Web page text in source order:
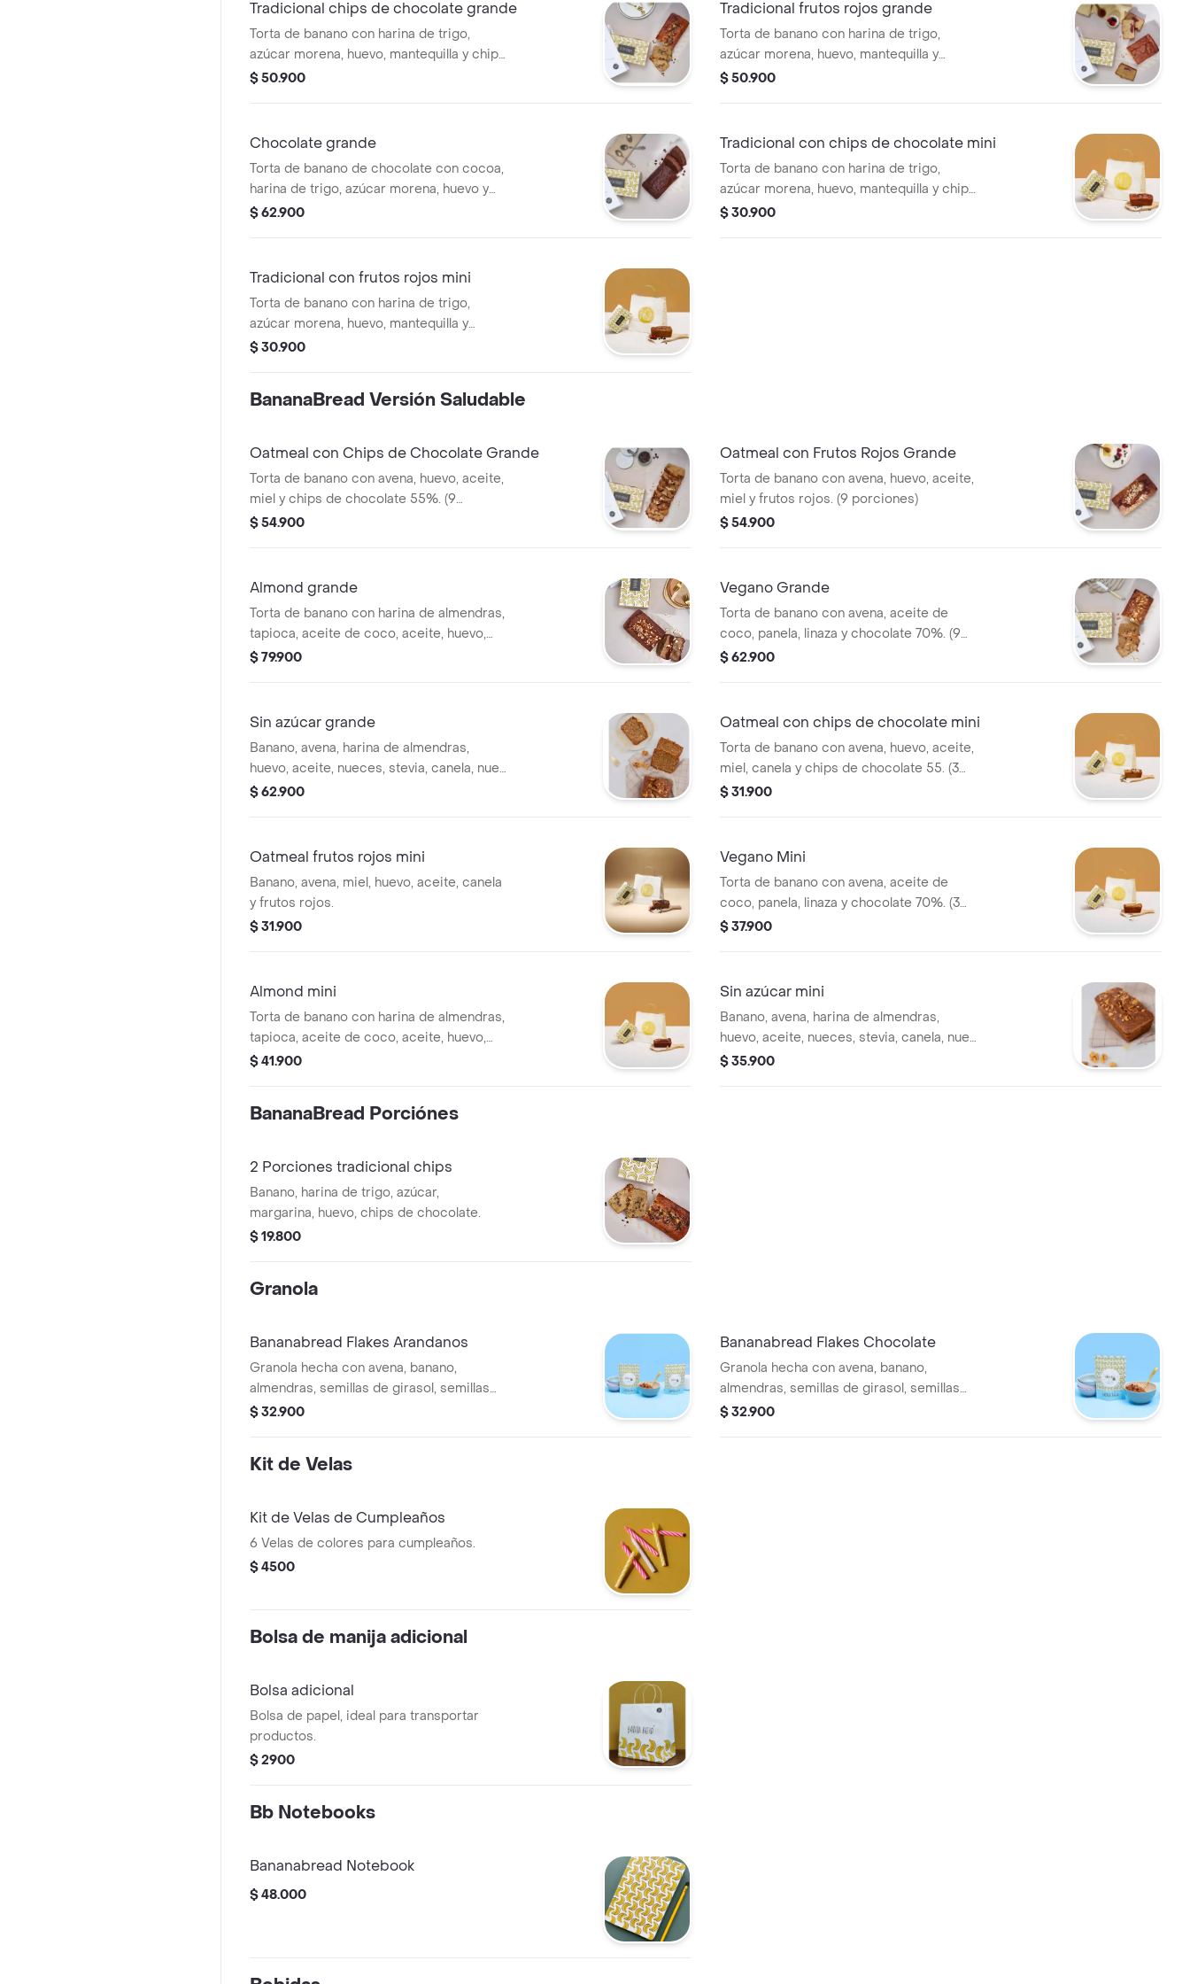
Tradicional chips de chocolate grande
Torta de banano con harina de trigo,
azúcar morena, huevo, mantequilla y chips
de chocolate (8 porciones).
$ 50.900
Tradicional frutos rojos grande
Torta de banano con harina de trigo,
azúcar morena, huevo, mantequilla y
frutos rojos. (8 porciones)
$ 50.900
Chocolate grande
Torta de banano de chocolate con cocoa,
harina de trigo, azúcar morena, huevo y
aceite (8 porciones).
$ 62.900
Tradicional con chips de chocolate mini
Torta de banano con harina de trigo,
azúcar morena, huevo, mantequilla y chips
de chocolate. (3 - 4 porciones)
$ 30.900
Tradicional con frutos rojos mini
Torta de banano con harina de trigo,
azúcar morena, huevo, mantequilla y
frutos rojos. (3-4 porciones)
$ 30.900
BananaBread Versión Saludable
Oatmeal con Chips de Chocolate Grande
Torta de banano con avena, huevo, aceite,
miel y chips de chocolate 55%. (9
porciones)
$ 54.900
Oatmeal con Frutos Rojos Grande
Torta de banano con avena, huevo, aceite,
miel y frutos rojos. (9 porciones)
$ 54.900
Almond grande
Torta de banano con harina de almendras,
tapioca, aceite de coco, aceite, huevo,
canela, stevia, almendras y chocolate sin
$ 79.900
Vegano Grande
Torta de banano con avena, aceite de
coco, panela, linaza y chocolate 70%. (9
porciones)
$ 62.900
Sin azúcar grande
Banano, avena, harina de almendras,
huevo, aceite, nueces, stevia, canela, nuez
moscada.
$ 62.900
Oatmeal con chips de chocolate mini
Torta de banano con avena, huevo, aceite,
miel, canela y chips de chocolate 55. (3
porciones)
$ 31.900
Oatmeal frutos rojos mini
Banano, avena, miel, huevo, aceite, canela
y frutos rojos.
$ 31.900
Vegano Mini
Torta de banano con avena, aceite de
coco, panela, linaza y chocolate 70%. (3
porciones)
$ 37.900
Almond mini
Torta de banano con harina de almendras,
tapioca, aceite de coco, aceite, huevo,
canela, stevia, almendras y chocolate sin
$ 41.900
Sin azúcar mini
Banano, avena, harina de almendras,
huevo, aceite, nueces, stevia, canela, nuez
moscada.
$ 35.900
BananaBread Porciónes
2 Porciones tradicional chips
Banano, harina de trigo, azúcar,
margarina, huevo, chips de chocolate.
$ 19.800
Granola
Bananabread Flakes Arandanos
Granola hecha con avena, banano,
almendras, semillas de girasol, semillas
de linaza, ajonjolí, dátiles, aceite de coco
$ 32.900
Bananabread Flakes Chocolate
Granola hecha con avena, banano,
almendras, semillas de girasol, semillas
de linaza, ajonjolí, dátiles, aceite de coco
$ 32.900
Kit de Velas
Kit de Velas de Cumpleaños
6 Velas de colores para cumpleaños.
$ 4500
Bolsa de manija adicional
Bolsa adicional
Bolsa de papel, ideal para transportar
productos.
$ 2900
Bb Notebooks
Bananabread Notebook
$ 48.000